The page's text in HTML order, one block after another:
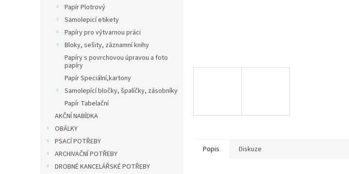
Papír Plotrový
Samolepicí etikety
Papíry pro výtvarnou práci
Bloky, sešity, záznamní knihy
Papíry s povrchovou úpravou a foto
papíry
Papír Speciální,kartony
Samolepící bločky, špalíčky, zásobníky
Papír Tabelační
AKČNÍ NABÍDKA
OBÁLKY
PSACÍ POTŘEBY
ARCHIVAČNÍ POTŘEBY
DROBNÉ KANCELÁŘSKÉ POTŘEBY
Popis Diskuze